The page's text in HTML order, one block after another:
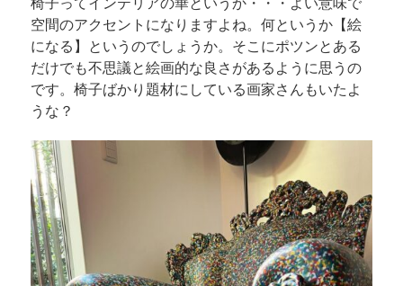
空間のアクセントになりますよね。何というか【絵
になる】というのでしょうか。そこにポツンとある
だけでも不思議と絵画的な良さがあるように思うの
です。椅子ばかり題材にしている画家さんもいたよ
うな？